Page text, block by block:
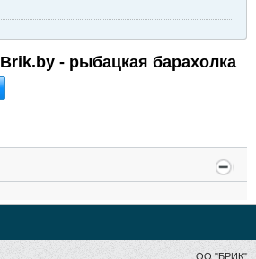
Brik.by - рыбацкая барахолка
ОО "БРИК"